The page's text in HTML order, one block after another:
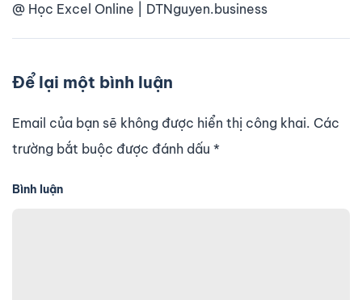
@ Học Excel Online | DTNguyen.business
Để lại một bình luận
Email của bạn sẽ không được hiển thị công khai. Các
trường bắt buộc được đánh dấu *
Bình luận